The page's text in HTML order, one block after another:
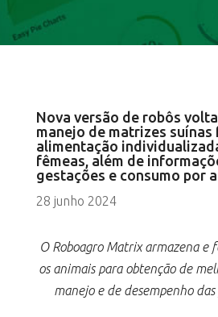
Nova versão de robôs
manejo de matrizes suínas
alimentação
fêmeas, além de
gestações e consumo por
28 junho 2024
O Roboagro Matrix armazena e
os animais para obtenção de
manejo e de desempenho